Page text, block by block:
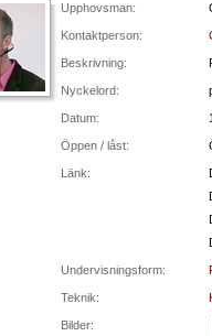
Upphovsman:
Kontaktperson:
Beskrivning:
Nyckelord:
Datum:
Öppen / låst:
Länk:
Undervisningsform:
Teknik:
Bilder: